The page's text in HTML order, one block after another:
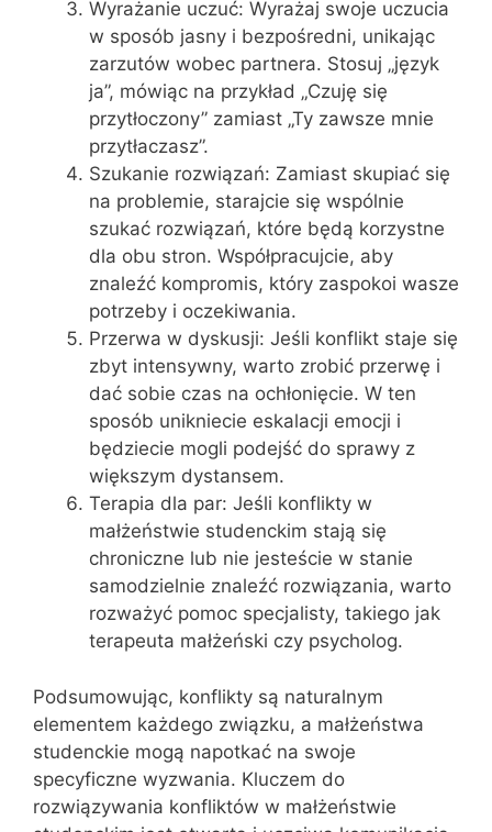
Wyrażanie uczuć: Wyrażaj swoje uczucia
w sposób jasny i bezpośredni, unikając
zarzutów wobec partnera. Stosuj „język
ja”, mówiąc na przykład „Czuję się
przytłoczony” zamiast „Ty zawsze mnie
przytłaczasz”.
Szukanie rozwiązań: Zamiast skupiać się
na problemie, starajcie się wspólnie
szukać rozwiązań, które będą korzystne
dla obu stron. Współpracujcie, aby
znaleźć kompromis, który zaspokoi wasze
potrzeby i oczekiwania.
Przerwa w dyskusji: Jeśli konflikt staje się
zbyt intensywny, warto zrobić przerwę i
dać sobie czas na ochłonięcie. W ten
sposób unikniecie eskalacji emocji i
będziecie mogli podejść do sprawy z
większym dystansem.
Terapia dla par: Jeśli konflikty w
małżeństwie studenckim stają się
chroniczne lub nie jesteście w stanie
samodzielnie znaleźć rozwiązania, warto
rozważyć pomoc specjalisty, takiego jak
terapeuta małżeński czy psycholog.
Podsumowując, konflikty są naturalnym
elementem każdego związku, a małżeństwa
studenckie mogą napotkać na swoje
specyficzne wyzwania. Kluczem do
rozwiązywania konfliktów w małżeństwie